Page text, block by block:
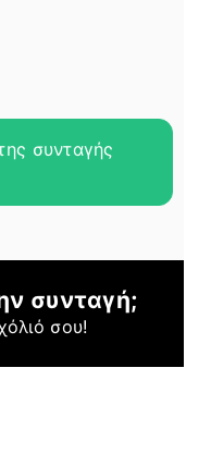
συνταγής
συνταγή;
σου!